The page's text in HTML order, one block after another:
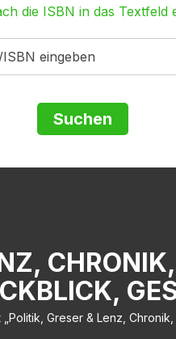
die ISBN in das Textfeld
Greser & Lenz,